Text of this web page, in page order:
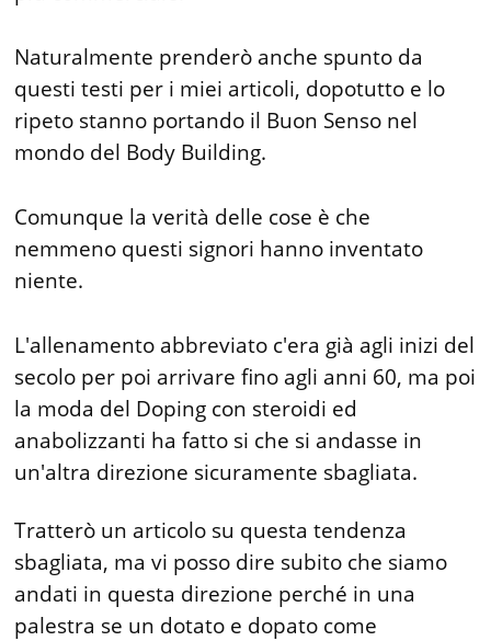
Naturalmente prenderò anche spunto da
questi testi per i miei articoli, dopotutto e lo
ripeto stanno portando il Buon Senso nel
mondo del Body Building.
Comunque la verità delle cose è che
nemmeno questi signori hanno inventato
niente.
L'allenamento abbreviato c'era già agli inizi del
secolo per poi arrivare fino agli anni 60, ma poi
la moda del Doping con steroidi ed
anabolizzanti ha fatto si che si andasse in
un'altra direzione sicuramente sbagliata.
Tratterò un articolo su questa tendenza
sbagliata, ma vi posso dire subito che siamo
andati in questa direzione perché in una
palestra se un dotato e dopato come